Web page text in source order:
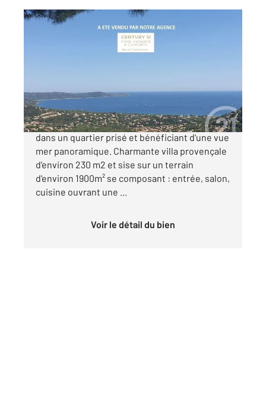
CAVALAIRE SUR MER 83
945 000 €
A ETE VENDU PAR NOTRE AGENCE Située
dans un quartier prisé et bénéficiant d'une vue
mer panoramique. Charmante villa provençale
d'environ 230 m2 et sise sur un terrain
d'environ 1900m² se composant : entrée, salon,
cuisine ouvrant une ...
Voir le détail du bien